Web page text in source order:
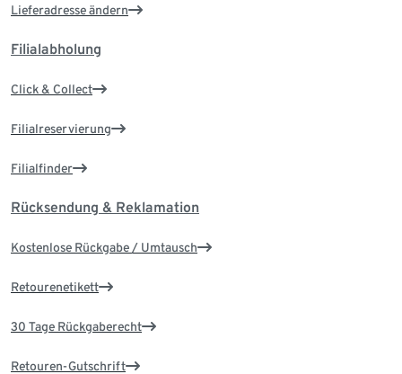
Lieferadresse ändern
Filialabholung
Click & Collect
Filialreservierung
Filialfinder
Rücksendung & Reklamation
Kostenlose Rückgabe / Umtausch
Retourenetikett
30 Tage Rückgaberecht
Retouren-Gutschrift